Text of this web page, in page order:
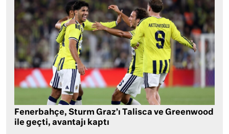
Fenerbahçe, Sturm Graz’ı Talisca ve Greenwood
ile geçti, avantajı kaptı